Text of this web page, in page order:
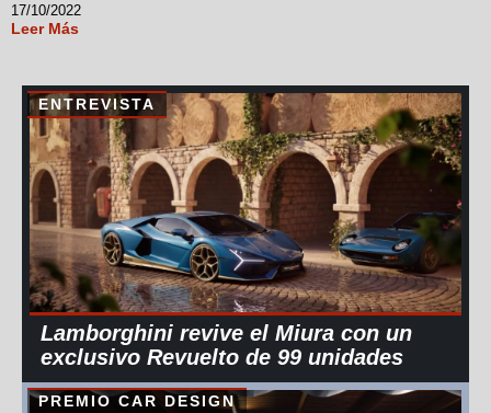
17/10/2022
Leer Más
ENTREVISTA
Lamborghini revive el Miura con un
exclusivo Revuelto de 99 unidades
PREMIO CAR DESIGN